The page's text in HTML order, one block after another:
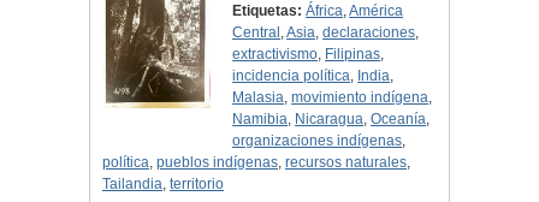
Etiquetas: África,América
Central ,Asia,declaraciones,
extractivismo, Filipinas,
incidencia política, India,
Malasia,movimiento indígena,
Namibia, Nicaragua,Oceanía,
organizaciones indígenas,
política, pueblos indígenas, recursos naturales,
Tailandia, territorio